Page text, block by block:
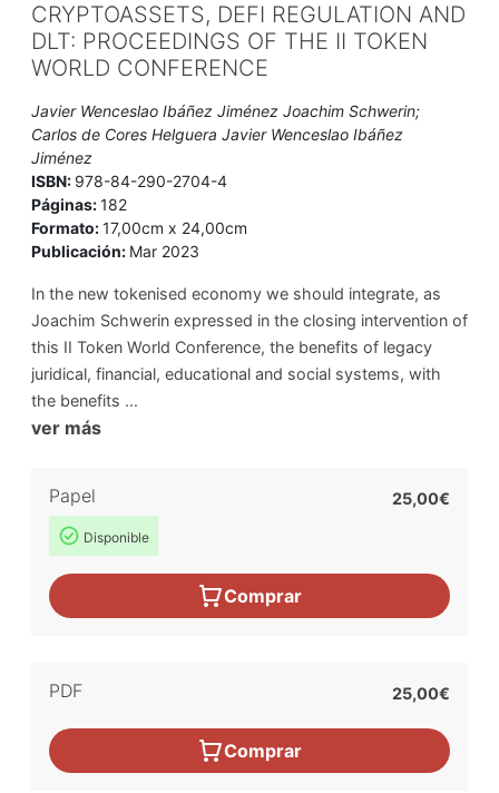
CRYPTOASSETS, DEFI REGULATION AND
DLT: PROCEEDINGS OF THE II TOKEN
WORLD CONFERENCE
Javier Wenceslao Ibáñez Jiménez Joachim Schwerin;
Carlos de Cores Helguera Javier Wenceslao Ibáñez
Jiménez
ISBN: 978-84-290-2704-4
Páginas:182
Formato:17,00cm x 24,00cm
Publicación: Mar 2023
In the new tokenised economy we should integrate, as
Joachim Schwerin expressed in the closing intervention of
this II Token World Conference, the benefits of legacy
juridical, financial, educational and social systems, with
the benefits ...
ver más
Papel
Disponible
25,00€
Comprar
PDF 25,00€
Comprar